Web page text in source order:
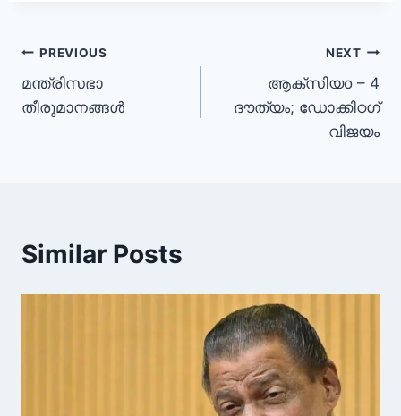
PREVIOUS
മന്ത്രിസഭാ
തീരുമാനങ്ങൾ
NEXT
ആക്സിയo – 4
ദൗത്യം; ഡോക്കിഠഗ്
വിജയം
Similar Posts